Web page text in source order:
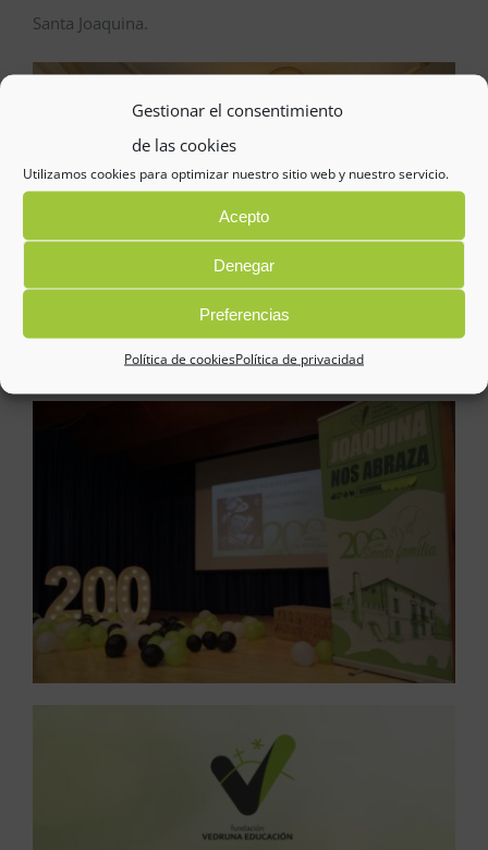
Gestionar el consentimiento
de las cookies
Utilizamos cookies para optimizar nuestro sitio web y nuestro servicio.
Acepto
Denegar
Preferencias
Política de cookiesPolítica de privacidad
Santa Joaquina.